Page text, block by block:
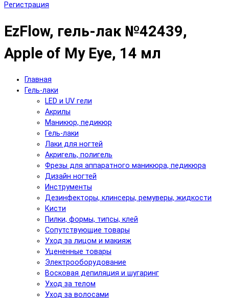
Регистрация
EzFlow, гель-лак №42439,
Apple of My Eye, 14 мл
Главная
Гель-лаки
LED и UV гели
Акрилы
Маникюр, педикюр
Гель-лаки
Лаки для ногтей
Акригель, полигель
Фрезы для аппаратного маникюра, педикюра
Дизайн ногтей
Инструменты
Дезинфекторы, клинсеры, ремуверы, жидкости
Кисти
Пилки, формы, типсы, клей
Сопутствующие товары
Уход за лицом и макияж
Уцененные товары
Электрооборудование
Восковая депиляция и шугаринг
Уход за телом
Уход за волосами